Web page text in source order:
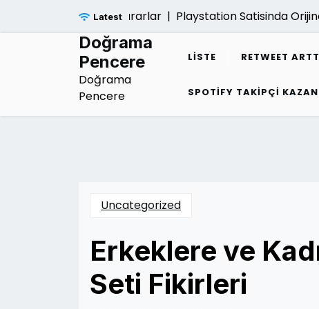
Latest
Hayatina Verdigi Zararlar |Playstation Satisinda Orijinal
Doğrama
Pencere
Doğrama
Pencere
LISTE RETWEET
SPOTIFY TAKIPÇI
Uncategorized
Erkeklere ve
Seti Fikirleri